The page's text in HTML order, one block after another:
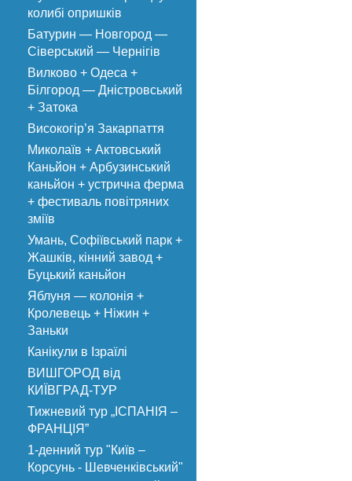
колибі опришків
Батурин — Новгород —
Сіверський — Чернігів
Вилково + Одеса +
Білгород — Дністровський
+ Затока
Високогір’я Закарпаття
Миколаїв + Актовський
Каньйон + Арбузинський
каньйон + устрична ферма
+ фестиваль повітряних
зміїв
Умань, Софіївський парк +
Жашків, кінний завод +
Буцький каньйон
Яблуня — колонія +
Кролевець + Ніжин +
Заньки
Канікули в Ізраїлі
ВИШГОРОД від
КИЇВГРАД-ТУР
Тижневий тур „ІСПАНІЯ –
ФРАНЦІЯ”
1-денний тур "Київ –
Корсунь - Шевченківський"